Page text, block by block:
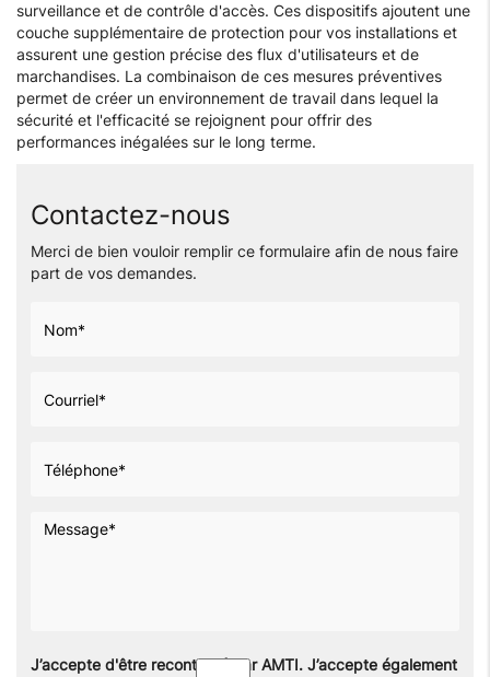
surveillance et de contrôle d'accès. Ces dispositifs ajoutent une
couche supplémentaire de protection pour vos installations et
assurent une gestion précise des flux d'utilisateurs et de
marchandises. La combinaison de ces mesures préventives
permet de créer un environnement de travail dans lequel la
sécurité et l'efficacité se rejoignent pour offrir des
performances inégalées sur le long terme.
Contactez-nous
Merci de bien vouloir remplir ce formulaire afin de nous faire
part de vos demandes.
J’accepte d'être recontacté par AMTI. J’accepte également